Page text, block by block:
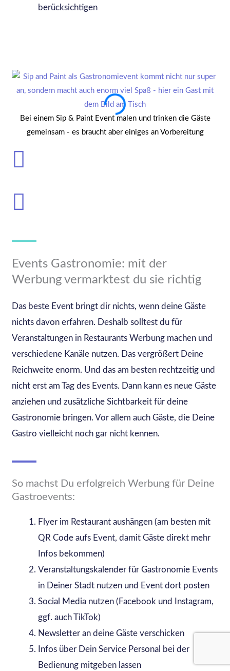
berücksichtigen
Bei einem Sip & Paint Event malen und trinken die Gäste
gemeinsam - es braucht aber einiges an Vorbereitung
Events Gastronomie: mit der
Werbung vermarktest du sie richtig
Das beste Event bringt dir nichts, wenn deine Gäste
nichts davon erfahren. Deshalb solltest du für
Veranstaltungen in Restaurants Werbung machen und
verschiedene Kanäle nutzen. Das vergrößert Deine
Reichweite enorm. Und das am besten rechtzeitig und
nicht erst am Tag des Events. Dann kann es neue Gäste
anziehen und zusätzliche Sichtbarkeit für deine
Gastronomie bringen. Vor allem auch Gäste, die Deine
Gastro vielleicht noch gar nicht kennen.
So machst Du erfolgreich Werbung für Deine
Gastroevents:
Flyer im Restaurant aushängen (am besten mit
QR Code aufs Event, damit Gäste direkt mehr
Infos bekommen)
Veranstaltungskalender für Gastronomie Events
in Deiner Stadt nutzen und Event dort posten
Social Media nutzen (Facebook und Instagram,
ggf. auch TikTok)
Newsletter an deine Gäste verschicken
Infos über Dein Service Personal bei der
Bedienung mitgeben lassen